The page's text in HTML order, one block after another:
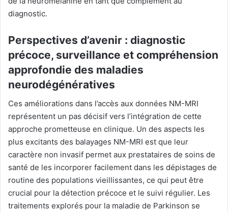
diagnostic.
Perspectives d’avenir : diagnostic
précoce, surveillance et compréhension
approfondie des maladies
neurodégénératives
Ces améliorations dans l’accès aux données NM-MRI
représentent un pas décisif vers l’intégration de cette
approche prometteuse en clinique. Un des aspects les
plus excitants des balayages NM-MRI est que leur
caractère non invasif permet aux prestataires de soins de
santé de les incorporer facilement dans les dépistages de
routine des populations vieillissantes, ce qui peut être
crucial pour la détection précoce et le suivi régulier. Les
traitements explorés pour la maladie de Parkinson se